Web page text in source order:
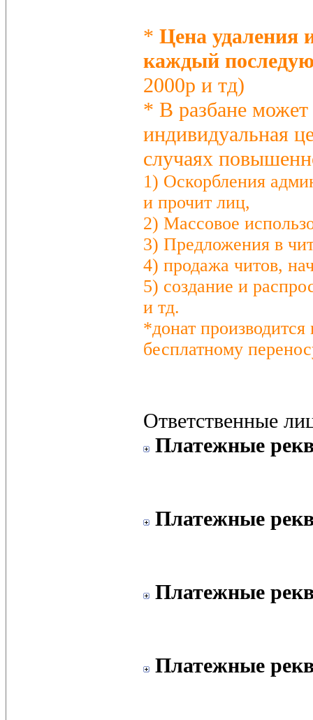
* Цена удаления
каждый
2000р и тд)
* В разбане
индивидуальная
случаях
1) Оскорбления
и прочит лиц,
2) Массовое
3) Предложения в
4) продажа читов,
5) создание и
и тд.
*донат
бесплатному
Ответственные
Платежные
Платежные
Платежные
Платежные